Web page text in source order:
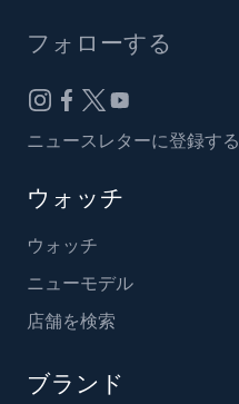
フォローする
ニュースレターに登録する
ウォッチ
ウォッチ
ニューモデル
店舗を検索
ブランド